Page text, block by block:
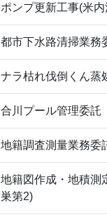
ポンプ更新工事(米
都市下水路清掃業務
ナラ枯れ伐倒くん蒸
合川プール管理委託
地籍調査測量業務委
地籍図作成・地積測
巣第2)